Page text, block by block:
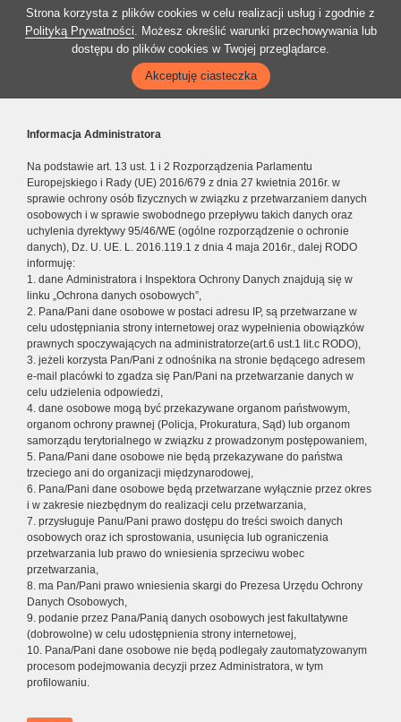
Strona korzysta z plików cookies w celu realizacji usług i zgodnie z
Polityką Prywatności. Możesz określić warunki przechowywania lub
dostępu do plików cookies w Twojej przeglądarce.
Akceptuję ciasteczka
Informacja Administratora
Na podstawie art. 13 ust. 1 i 2 Rozporządzenia Parlamentu
Europejskiego i Rady (UE) 2016/679 z dnia 27 kwietnia 2016r. w
sprawie ochrony osób fizycznych w związku z przetwarzaniem danych
osobowych i w sprawie swobodnego przepływu takich danych oraz
uchylenia dyrektywy 95/46/WE (ogólne rozporządzenie o ochronie
danych), Dz. U. UE. L. 2016.119.1 z dnia 4 maja 2016r., dalej RODO
informuję:
1. dane Administratora i Inspektora Ochrony Danych znajdują się w
linku „Ochrona danych osobowych”,
2. Pana/Pani dane osobowe w postaci adresu IP, są przetwarzane w
celu udostępniania strony internetowej oraz wypełnienia obowiązków
prawnych spoczywających na administratorze(art.6 ust.1 lit.c RODO),
3. jeżeli korzysta Pan/Pani z odnośnika na stronie będącego adresem
e-mail placówki to zgadza się Pan/Pani na przetwarzanie danych w
celu udzielenia odpowiedzi,
4. dane osobowe mogą być przekazywane organom państwowym,
organom ochrony prawnej (Policja, Prokuratura, Sąd) lub organom
samorządu terytorialnego w związku z prowadzonym postępowaniem,
5. Pana/Pani dane osobowe nie będą przekazywane do państwa
trzeciego ani do organizacji międzynarodowej,
6. Pana/Pani dane osobowe będą przetwarzane wyłącznie przez okres
i w zakresie niezbędnym do realizacji celu przetwarzania,
7. przysługuje Panu/Pani prawo dostępu do treści swoich danych
osobowych oraz ich sprostowania, usunięcia lub ograniczenia
przetwarzania lub prawo do wniesienia sprzeciwu wobec
przetwarzania,
8. ma Pan/Pani prawo wniesienia skargi do Prezesa Urzędu Ochrony
Danych Osobowych,
9. podanie przez Pana/Panią danych osobowych jest fakultatywne
(dobrowolne) w celu udostępnienia strony internetowej,
10. Pana/Pani dane osobowe nie będą podlegały zautomatyzowanym
procesom podejmowania decyzji przez Administratora, w tym
profilowaniu.